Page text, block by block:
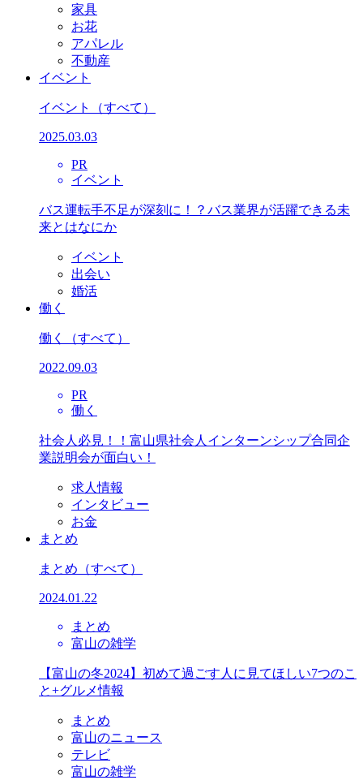
家具
お花
アパレル
不動産
イベント
イベント （すべて）
2025.03.03
PR
イベント
バス運転手不足が深刻に！？バス業界が活躍できる未
来とはなにか
イベント
出会い
婚活
働く
働く （すべて）
2022.09.03
PR
働く
社会人必見！！富山県社会人インターンシップ合同企
業説明会が面白い！
求人情報
インタビュー
お金
まとめ
まとめ （すべて）
2024.01.22
まとめ
富山の雑学
【富山の冬2024】初めて過ごす人に見てほしい7つのこ
と+グルメ情報
まとめ
富山のニュース
テレビ
富山の雑学